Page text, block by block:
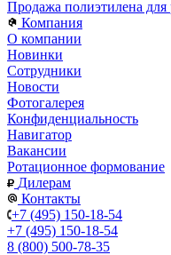
Продажа полиэтилена
Компания
О компании
Новинки
Сотрудники
Новости
Фотогалерея
Конфиденциальность
Навигатор
Вакансии
Ротационное формование
Дилерам
Контакты
+7 (495) 150-18-54
+7 (495) 150-18-54
8 (800) 500-78-35